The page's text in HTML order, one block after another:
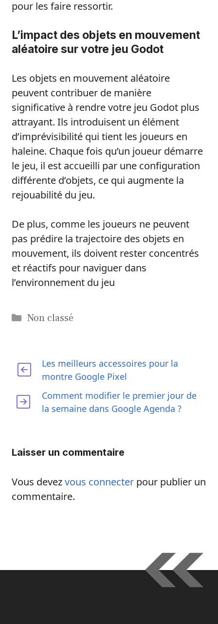
pour les faire ressortir.
L’impact des objets en mouvement
aléatoire sur votre jeu Godot
Les objets en mouvement aléatoire
peuvent contribuer de manière
significative à rendre votre jeu Godot plus
attrayant. Ils introduisent un élément
d’imprévisibilité qui tient les joueurs en
haleine. Chaque fois qu’un joueur démarre
le jeu, il est accueilli par une configuration
différente d’objets, ce qui augmente la
rejouabilité du jeu.
De plus, comme les joueurs ne peuvent
pas prédire la trajectoire des objets en
mouvement, ils doivent rester concentrés
et réactifs pour naviguer dans
l’environnement du jeu
Catégories
Non classé
Les meilleurs accessoires pour la
montre Google Pixel
Comment modifier le premier jour de
la semaine dans Google Agenda ?
Laisser un commentaire
Vous devezvous connecter pour publier un
commentaire.